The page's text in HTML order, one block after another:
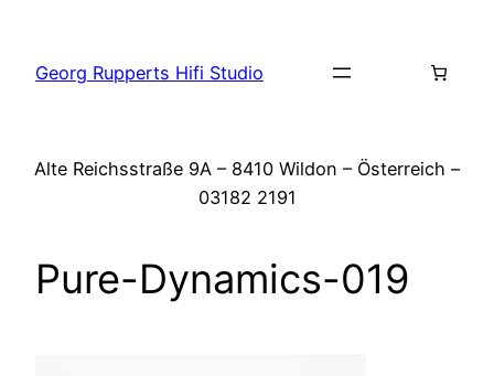
springen
Georg Rupperts Hifi Studio
Alte Reichsstraße 9A – 8410 Wildon – Österreich –
03182 2191
Pure-Dynamics-019